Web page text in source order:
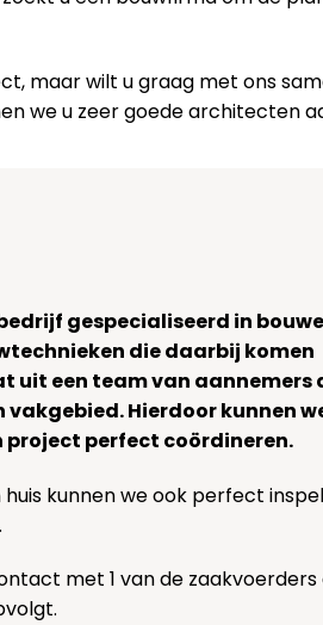
maar wilt u graag met ons
we u zeer goede architecten
gespecialiseerd in
die daarbij komen
uit een team van aannemers
vakgebied. Hierdoor kunnen
project perfect coördineren.
kunnen we ook perfect
met 1 van de zaakvoerders